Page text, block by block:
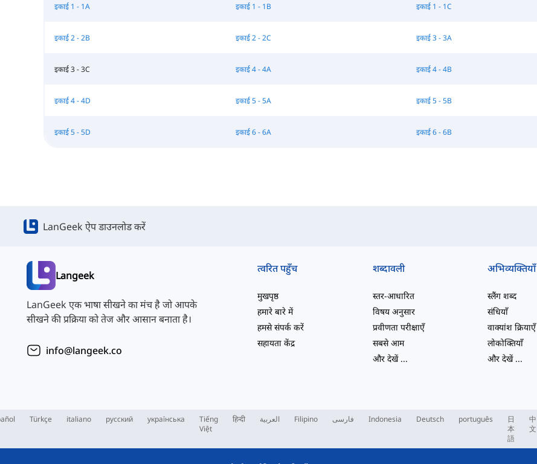
इकाई 1 - 1A इकाई 1 - 1B इकाई 1 - 1C
इकाई 2 - 2B इकाई 2 - 2C इकाई 3 - 3A
इकाई 3 - 3C इकाई 4 - 4A इकाई 4 - 4B
इकाई 4 - 4D इकाई 5 - 5A इकाई 5 - 5B
इकाई 5 - 5D इकाई 6 - 6A इकाई 6 - 6B
LanGeek ऐप डाउनलोड करें
Langeek
LanGeek एक भाषा सीखने का मंच है जो आपके
सीखने की प्रक्रिया को तेज और आसान बनाता है।
info@langeek.co
त्वरित पहुँच
मुखपृष्ठ
हमारे बारे में
हमसे संपर्क करें
सहायता केंद्र
शब्दावली
स्तर-आधारित
विषय अनुसार
प्रवीणता परीक्षाएँ
सबसे आम
और देखें...
अभिव्यक्तियाँ
स्लैंग शब्द
संधियाँ
वाक्यांश क्रियाएँ
लोकोक्तियाँ
और देखें...
Türkçe italiano русский українська
Tiếng
Việt
हिन्दी العربية Filipino فارسی Indonesia Deutsch português
日
本
語
中
文